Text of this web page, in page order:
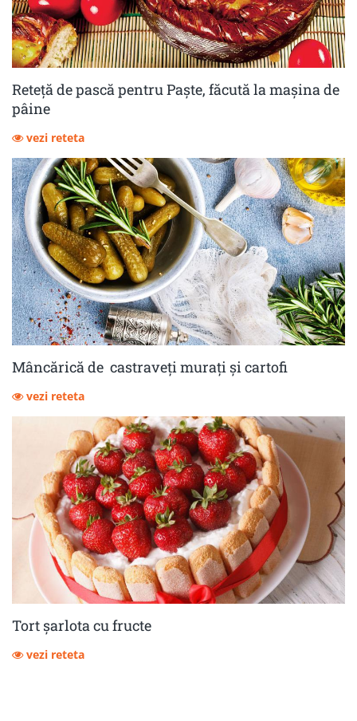
Reteță de pască pentru Paște, făcută la mașina de
pâine
vezi reteta
Mâncărică de castraveţi muraţi şi cartofi
vezi reteta
Tort șarlota cu fructe
vezi reteta